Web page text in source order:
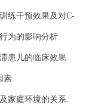
练干预效果及对C-
为的影响分析.
患儿的临床效果.
素.
家庭环境的关系.